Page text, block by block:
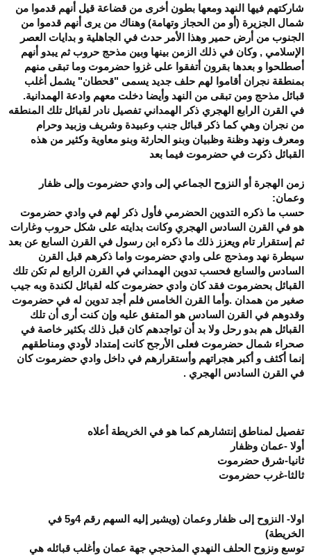
شاركتهم فيها النهد ومعها بطون أخرى من قضاعة قيل أنهم قدموا من
شمال الجزيرة (أو من الحجاز وتهامة) وهناك من يرى أنهم قدموا من
الجنوب من أرض حمير وهذا الأمر حدث في الجاهلية و بدايات العصر
الإسلامي , وكان في ذلك الزمن بينها وبين مذحج حروب ثم يبدو أنهم
أصطلحوا و بعدها بقرون أتفقوا على غزوا حضرموت وما تبقى منهم
بمنطقة نجران أقاموا لهم حلف جديد يسمى "قحطان" يشمل أغلب
قبائل مذحج ومن تبقى من النهد وأيضا دخلت معهم وادعة الهمدانية.
في القرن الرابع الهجري ذكر الهمداني تفصيل نادر لقبائل تلك المنطقه
من نجران وهي كما ذكر قبائل جنب وعبيدة وشريف وزبيد وحرام
ومعرف ونهد وظنة وظبيان وبنو الحارثة وبنو معاوية وكثير من هذه
القبائل ذكرت في حضرموت فيما بعد
زمن الهجرة أو النزوح الجماعي إلى وادي حضرموت وإلى ظفار
وعمان:
حسب ما ذكره التدوين الحضرمي فأول ذكر لهم في وادي حضرموت
هو في القرن السادس الهجري وكانت بدايته على شكل حروب وغارات
ثم إستقرار تام ويعزز ذلك ما ذكره ابن رسول في القرن السابع عن بعد
سيطرة نهد ومذحج على وادي حضرموت واما ذكرهم قبل القرن
السادس والسابع فحسب تدوين الهمداني في القرن الرابع لم تكن تلك
القبائل بحضرموت فقد كان وادي حضرموت كله لقبائل لكندة وبه جيب
صغير من همدان .وأما القرن الخامس فلم أجد تدوين له في حضرموت
وقدوهم في القرن السادس هو المتفق عليه وإن كنت أرى أن تلك
القبائل هم بدو رحل ولا بد أن تواجدهم كان قبل ذلك بكثير خاصة في
صحراء شمال حضرموت فعلى الأرجح كانت إمتداد لأودي ومناطقهم
إنما أكثف و أكبر هجراتهم وأستقرارهم في داخل وادي حضرموت كان
في القرن السادس الهجري .
تفصيل لمناطق إنتشارهم كما هو في الخريطة أعلاه
أولا -عمان وظفار
ثانيا-شرق حضرموت
ثالثا-غرب حضرموت
اولا- النزوح إلى ظفار وعمان (ويشير إليه السهم رقم 4و5 في
الخريطة)
توسع ونزوح الحلف النهدي المذحجي جهة عمان وأغلب قبائله هي